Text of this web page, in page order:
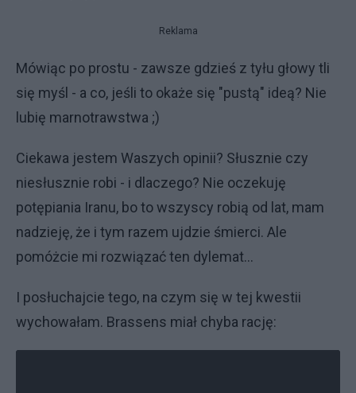
Reklama
Mówiąc po prostu - zawsze gdzieś z tyłu głowy tli
się myśl - a co, jeśli to okaże się "pustą" ideą? Nie
lubię marnotrawstwa ;)
Ciekawa jestem Waszych opinii? Słusznie czy
niesłusznie robi - i dlaczego? Nie oczekuję
potępiania Iranu, bo to wszyscy robią od lat, mam
nadzieję, że i tym razem ujdzie śmierci. Ale
pomóżcie mi rozwiązać ten dylemat...
I posłuchajcie tego, na czym się w tej kwestii
wychowałam. Brassens miał chyba rację: